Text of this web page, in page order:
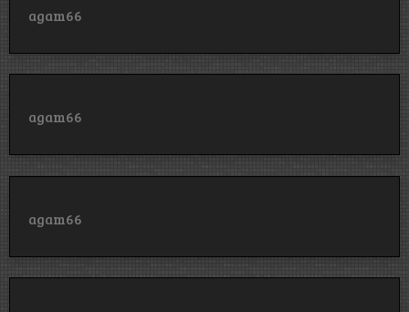
agam66
agam66
agam66